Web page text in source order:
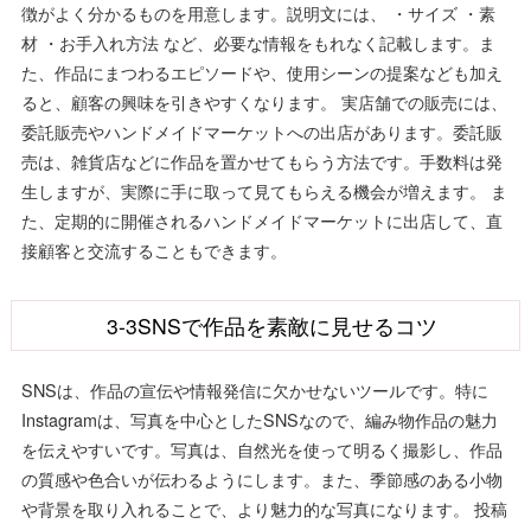
徴がよく分かるものを用意します。説明文には、 ・サイズ ・素
材 ・お手入れ方法 など、必要な情報をもれなく記載します。ま
た、作品にまつわるエピソードや、使用シーンの提案なども加え
ると、顧客の興味を引きやすくなります。 実店舗での販売には、
委託販売やハンドメイドマーケットへの出店があります。委託販
売は、雑貨店などに作品を置かせてもらう方法です。手数料は発
生しますが、実際に手に取って見てもらえる機会が増えます。 ま
た、定期的に開催されるハンドメイドマーケットに出店して、直
接顧客と交流することもできます。
3-3SNSで作品を素敵に見せるコツ
SNSは、作品の宣伝や情報発信に欠かせないツールです。特に
Instagramは、写真を中心としたSNSなので、編み物作品の魅力
を伝えやすいです。写真は、自然光を使って明るく撮影し、作品
の質感や色合いが伝わるようにします。また、季節感のある小物
や背景を取り入れることで、より魅力的な写真になります。 投稿